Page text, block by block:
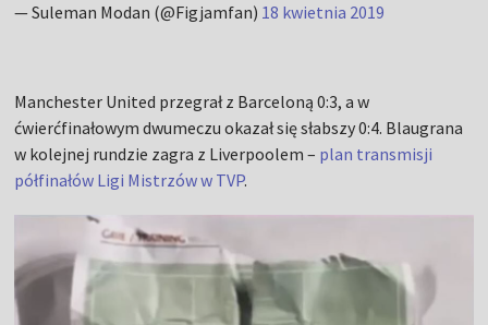
— Suleman Modan (@Figjamfan) 18 kwietnia 2019
Manchester United przegrał z Barceloną 0:3, a w
ćwierćfinałowym dwumeczu okazał się słabszy 0:4. Blaugrana
w kolejnej rundzie zagra z Liverpoolem – plan transmisji
półfinałów Ligi Mistrzów w TVP.